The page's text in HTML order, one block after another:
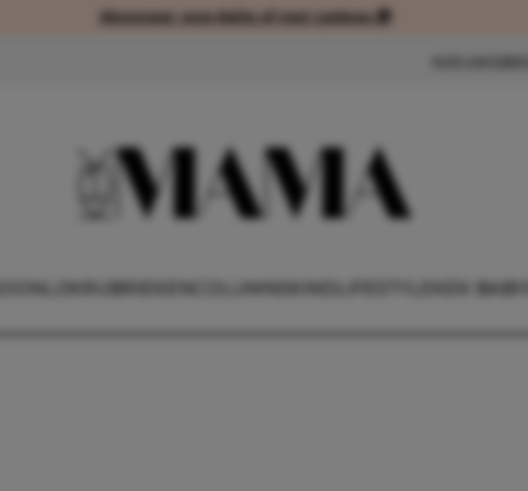
Abonneer voordelig of met cadeau 🎁Abonneer voordelig of met cadeau 🎁